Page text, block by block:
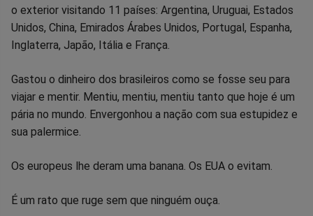
o exterior visitando 11 países: Argentina, Uruguai, Estados
Unidos, China, Emirados Árabes Unidos, Portugal, Espanha,
Inglaterra, Japão, Itália e França.
Gastou o dinheiro dos brasileiros como se fosse seu para
viajar e mentir. Mentiu, mentiu, mentiu tanto que hoje é um
pária no mundo. Envergonhou a nação com sua estupidez e
sua palermice.
Os europeus lhe deram uma banana. Os EUA o evitam.
É um rato que ruge sem que ninguém ouça.